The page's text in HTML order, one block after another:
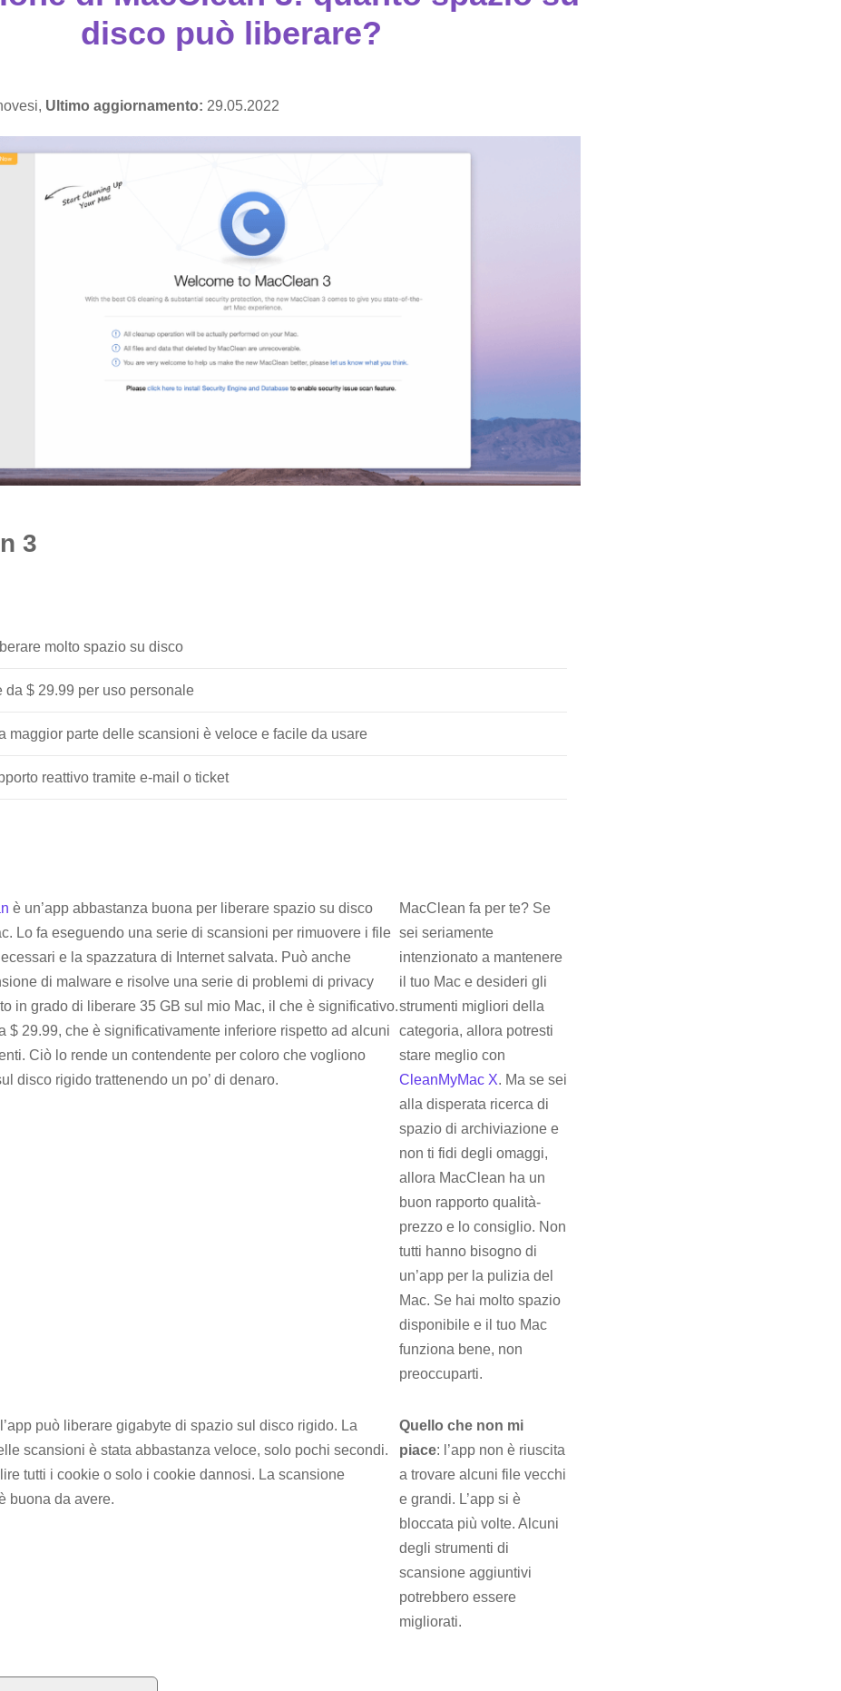
disco può liberare?
Ultimo aggiornamento: 29.05.2022
3
molto spazio su disco
da $ 29.99 per uso personale
maggior parte delle scansioni è veloce e facile da usare
reattivo tramite e-mail o ticket
è un’app abbastanza buona per liberare spazio su disco
Lo fa eseguendo una serie di scansioni per rimuovere i file
e la spazzatura di Internet salvata. Può anche
di malware e risolve una serie di problemi di privacy
in grado di liberare 35 GB sul mio Mac, il che è significativo.
$ 29.99, che è significativamente inferiore rispetto ad alcuni
Ciò lo rende un contendente per coloro che vogliono
disco rigido trattenendo un po’ di denaro.
MacClean fa per te? Se
sei seriamente
intenzionato a mantenere
il tuo Mac e desideri gli
strumenti migliori della
categoria, allora potresti
stare meglio con
CleanMyMac X. Ma se sei
alla disperata ricerca di
spazio di archiviazione e
non ti fidi degli omaggi,
allora MacClean ha un
buon rapporto qualità-
prezzo e lo consiglio. Non
tutti hanno bisogno di
un’app per la pulizia del
Mac. Se hai molto spazio
disponibile e il tuo Mac
funziona bene, non
preoccuparti.
può liberare gigabyte di spazio sul disco rigido. La
scansioni è stata abbastanza veloce, solo pochi secondi.
tutti i cookie o solo i cookie dannosi. La scansione
buona da avere.
Quello che non mi
piace: l’app non è riuscita
a trovare alcuni file vecchi
e grandi. L’app si è
bloccata più volte. Alcuni
degli strumenti di
scansione aggiuntivi
potrebbero essere
migliorati.